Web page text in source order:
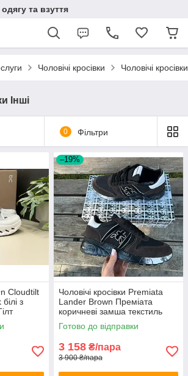
та взуття
Чоловічі кросівки Чоловічі
Інші
0 Фільтри
Cloudtilt
з
–19%
Чоловічі кросівки Premiata
Lander Brown Преміата
коричневі замша текстиль
демісезон
Готово до відправки
3 158 ₴/пара
3 900 ₴/пара